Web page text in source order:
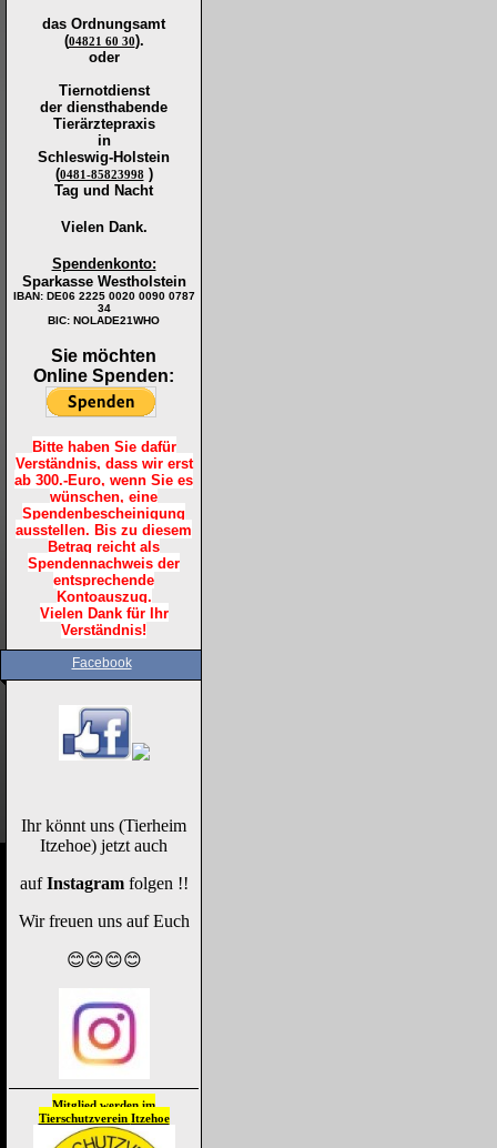
das Ordnungsamt
(04821 60 30).
oder
Tiernotdienst
der diensthabende
Tierärztepraxis
in
Schleswig-Holstein
(0481-85823998 )
Tag und Nacht
Vielen Dank.
Spendenkonto:
Sparkasse Westholstein
IBAN: DE06 2225 0020 0090 0787
34
BIC: NOLADE21WHO
Sie möchten
Online Spenden:
Bitte haben Sie dafür
Verständnis, dass wir erst
ab 300.-Euro, wenn Sie es
wünschen, eine
Spendenbescheinigung
ausstellen. Bis zu diesem
Betrag reicht als
Spendennachweis der
entsprechende
Kontoauszug.
Vielen Dank für Ihr
Verständnis!
Facebook
Ihr könnt uns (Tierheim
Itzehoe) jetzt auch
aufInstagramfolgen !!
Wir freuen uns auf Euch
😊😊😊😊
Mitglied werden im
Tierschutzverein Itzehoe